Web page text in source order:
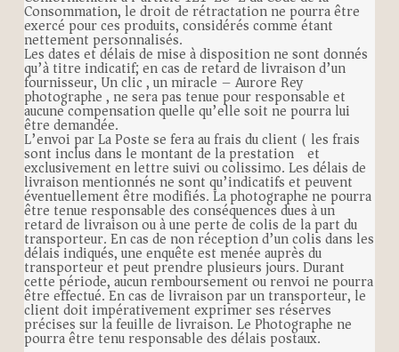
Consommation, le droit de rétractation ne pourra être
exercé pour ces produits, considérés comme étant
nettement personnalisés.
Les dates et délais de mise à disposition ne sont donnés
qu’à titre indicatif; en cas de retard de livraison d’un
fournisseur, Un clic , un miracle – Aurore Rey
photographe , ne sera pas tenue pour responsable et
aucune compensation quelle qu’elle soit ne pourra lui
être demandée.
L’envoi par La Poste se fera au frais du client ( les frais
sont inclus dans le montant de la prestation ) et
exclusivement en lettre suivi ou colissimo. Les délais de
livraison mentionnés ne sont qu’indicatifs et peuvent
éventuellement être modifiés. La photographe ne pourra
être tenue responsable des conséquences dues à un
retard de livraison ou à une perte de colis de la part du
transporteur. En cas de non réception d’un colis dans les
délais indiqués, une enquête est menée auprès du
transporteur et peut prendre plusieurs jours. Durant
cette période, aucun remboursement ou renvoi ne pourra
être effectué. En cas de livraison par un transporteur, le
client doit impérativement exprimer ses réserves
précises sur la feuille de livraison. Le Photographe ne
pourra être tenu responsable des délais postaux.